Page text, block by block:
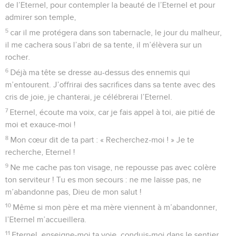
de l’Eternel, pour contempler la beauté de l’Eternel et pour
admirer son temple,
5 car il me protégera dans son tabernacle, le jour du malheur,
il me cachera sous l’abri de sa tente, il m’élèvera sur un
rocher.
6 Déjà ma tête se dresse au-dessus des ennemis qui
m’entourent. J’offrirai des sacrifices dans sa tente avec des
cris de joie, je chanterai, je célébrerai l’Eternel.
7 Eternel, écoute ma voix, car je fais appel à toi, aie pitié de
moi et exauce-moi !
8 Mon cœur dit de ta part : « Recherchez-moi ! » Je te
recherche, Eternel !
9 Ne me cache pas ton visage, ne repousse pas avec colère
ton serviteur ! Tu es mon secours : ne me laisse pas, ne
m’abandonne pas, Dieu de mon salut !
10 Même si mon père et ma mère viennent à m’abandonner,
l’Eternel m’accueillera.
11